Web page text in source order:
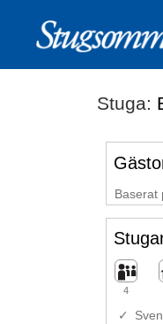
Stuga:
Baserat
4